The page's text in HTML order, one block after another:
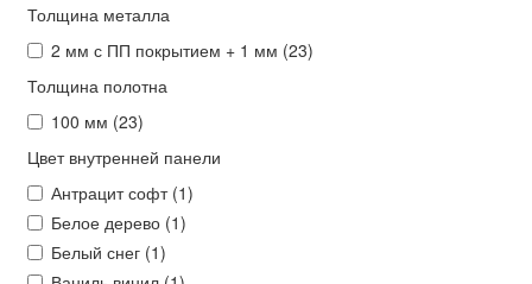
Толщина металла
2 мм с ПП покрытием + 1 мм (23)
Толщина полотна
100 мм (23)
Цвет внутренней панели
Антрацит софт (1)
Белое дерево (1)
Белый снег (1)